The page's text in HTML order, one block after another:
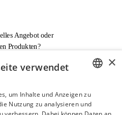
Angebot oder
Produkten?
+49 1573 933272 ENGLISH
×
verwendet
um Inhalte und Anzeigen zu
Nutzung zu analysieren und